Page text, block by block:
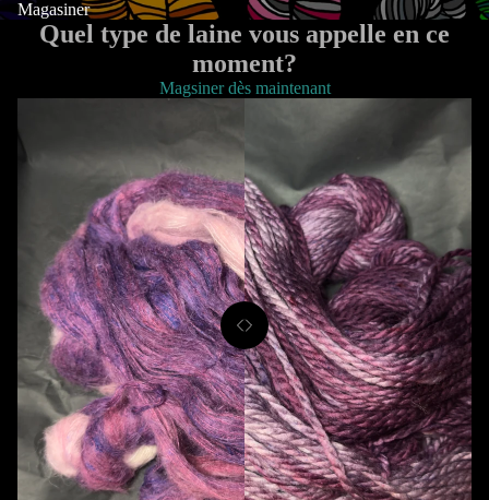
Magasiner
Quel type de laine vous appelle en ce
moment?
Magsiner dès maintenant